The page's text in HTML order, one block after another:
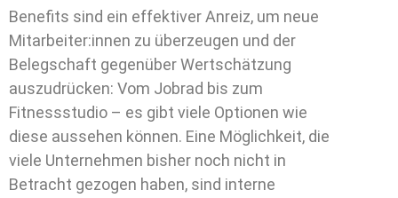
Benefits sind ein effektiver Anreiz, um neue
Mitarbeiter:innen zu überzeugen und der
Belegschaft gegenüber Wertschätzung
auszudrücken: Vom Jobrad bis zum
Fitnessstudio – es gibt viele Optionen wie
diese aussehen können. Eine Möglichkeit, die
viele Unternehmen bisher noch nicht in
Betracht gezogen haben, sind interne